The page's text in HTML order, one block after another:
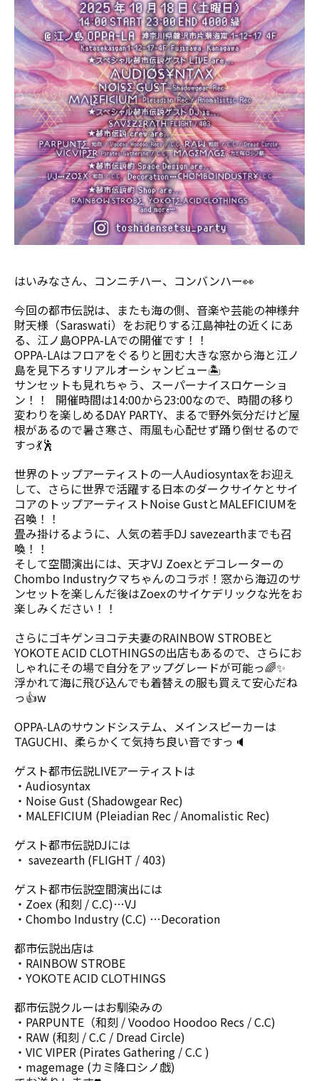
はいみなさん、コンニチハー、コンバンハー👀
今回の都市伝説は、またも海の側、音楽や芸能の神様弁
財天様（Saraswati）をお祀りする江島神社の近くにあ
る、江ノ島OPPA-LAでの開催です！！
OPPA-LAはフロアをぐるりと囲む大きな窓から海と江ノ
島を見下ろすリアルオーシャンビュー🏝️
サンセットも見れちゃう、スーパーナイスロケーショ
ン！！ 開催時間は14:00から23:00なので、時間の移り
変わりを楽しめるDAY PARTY、まるで野外気分だけど屋
根があるので暑さ寒さ、雨風も心配せず踊り倒せるので
すっ💃🕺
世界のトップアーティストの一人Audiosyntaxをお迎え
して、さらに世界で活躍する日本のダークサイケとサイ
コアのトップアーティストNoise GustとMALEFICIUMを
召喚！！
畳み掛けるように、人気の若手DJ savezearthまでも召
喚！！
そして空間演出には、天才VJ Zoexとデコレーターの
Chombo Industryクマちゃんのコラボ！窓から海辺のサ
ンセットを楽しんだ後はZoexのサイケデリックな光をお
楽しみください！！
さらにゴキゲンヨコテ夫妻のRAINBOW STROBEと
YOKOTE ACID CLOTHINGSの出店もあるので、さらにお
しゃれにその場で自分をアップグレードが可能っ🌈✨
浮かれて海に飛び込んでも着替えの服も買えて安心だね
っ👍w
OPPA-LAのサウンドシステム、メインスピーカーは
TAGUCHI、柔らかくて気持ち良い音ですっ🔈
ゲスト都市伝説LIVEアーティストは
・Audiosyntax
・Noise Gust (Shadowgear Rec)
・MALEFICIUM (Pleiadian Rec / Anomalistic Rec)
ゲスト都市伝説DJには
・ savezearth (FLIGHT / 403)
ゲスト都市伝説空間演出には
・Zoex (和刻 / C.C)…VJ
・Chombo Industry (C.C) …Decoration
都市伝説出店は
・RAINBOW STROBE
・YOKOTE ACID CLOTHINGS
都市伝説クルーはお馴染みの
・PARPUNTE（和刻 / Voodoo Hoodoo Recs / C.C)
・RAW (和刻 / C.C / Dread Circle)
・VIC VIPER (Pirates Gathering / C.C )
・magemage (カミ降ロシノ戯)